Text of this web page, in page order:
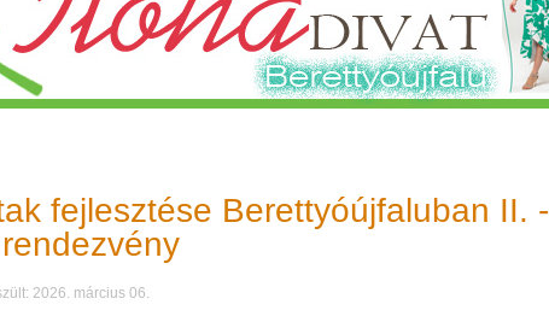
fejlesztése Berettyóújfaluban II. -
2026. március 06.